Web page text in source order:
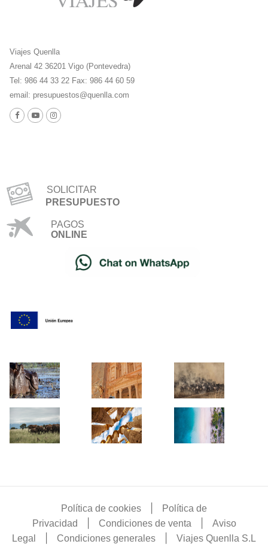
Viajes Quenlla
Arenal 42 36201 Vigo (Pontevedra)
Tel: 986 44 33 22 Fax: 986 44 60 59
email: presupuestos@quenlla.com
SOLICITAR
PRESUPUESTO
PAGOS
ONLINE
Política de cookies
Política de
Privacidad
Condiciones de venta|
Aviso
Legal
Condiciones generales Viajes Quenlla S.L